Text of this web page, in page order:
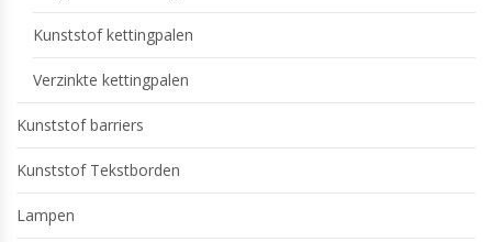
Kunststof kettingpalen
Verzinkte kettingpalen
Kunststof barriers
Kunststof Tekstborden
Lampen